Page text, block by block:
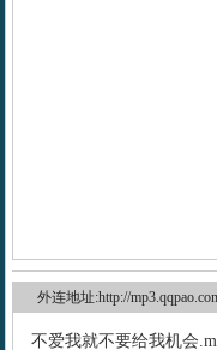
外连地址:http://
不爱我就不要给我机会